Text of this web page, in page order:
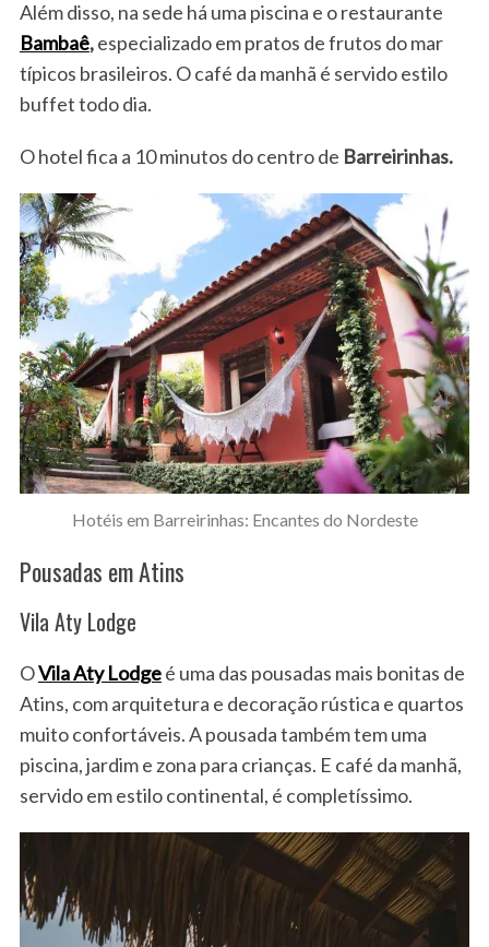
Além disso, na sede há uma piscina e o restaurante
Bambaê,especializado em pratos de frutos do mar
típicos brasileiros. O café da manhã é servido estilo
buffet todo dia.
O hotel fica a 10 minutos do centro de Barreirinhas.
Hotéis em Barreirinhas: Encantes do Nordeste
Pousadas em Atins
Vila Aty Lodge
OVila Aty Lodgeé uma das pousadas mais bonitas de
Atins, com arquitetura e decoração rústica e quartos
muito confortáveis. A pousada também tem uma
piscina, jardim e zona para crianças. E café da manhã,
servido em estilo continental, é completíssimo.